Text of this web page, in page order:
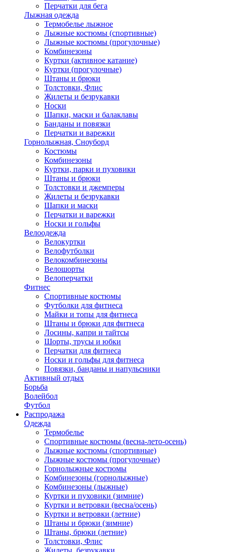
Перчатки для бега
Лыжная одежда
Термобелье лыжное
Лыжные костюмы (спортивные)
Лыжные костюмы (прогулочные)
Комбинезоны
Куртки (активное катание)
Куртки (прогулочные)
Штаны и брюки
Толстовки, Флис
Жилеты и безрукавки
Носки
Шапки, маски и балаклавы
Банданы и повязки
Перчатки и варежки
Горнолыжная, Сноуборд
Костюмы
Комбинезоны
Куртки, парки и пуховики
Штаны и брюки
Толстовки и джемперы
Жилеты и безрукавки
Шапки и маски
Перчатки и варежки
Носки и гольфы
Велоодежда
Велокуртки
Велофутболки
Велокомбинезоны
Велошорты
Велоперчатки
Фитнес
Спортивные костюмы
Футболки для фитнеса
Майки и топы для фитнеса
Штаны и брюки для фитнеса
Лосины, капри и тайтсы
Шорты, трусы и юбки
Перчатки для фитнеса
Носки и гольфы для фитнеса
Повязки, банданы и напульсники
Активный отдых
Борьба
Волейбол
Футбол
Распродажа
Одежда
Термобелье
Спортивные костюмы (весна-лето-осень)
Лыжные костюмы (спортивные)
Лыжные костюмы (прогулочные)
Горнолыжные костюмы
Комбинезоны (горнолыжные)
Комбинезоны (лыжные)
Куртки и пуховики (зимние)
Куртки и ветровки (весна/осень)
Куртки и ветровки (летние)
Штаны и брюки (зимние)
Штаны, брюки (летние)
Толстовки, Флис
Жилеты, безрукавки